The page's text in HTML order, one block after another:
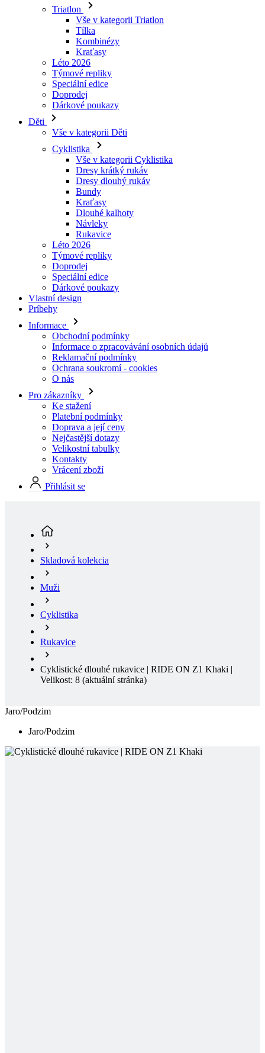
Léto 2026
Týmové repliky
Speciální edice
Doprodej
Dárkové poukazy
Děti
Vše v kategorii Děti
Cyklistika
Vše v kategorii Cyklistika
Dresy dlouhý rukáv
Bundy
Kraťasy
Dlouhé kalhoty
Návleky
Rukavice
Léto 2026
Týmové repliky
Doprodej
Speciální edice
Dárkové poukazy
Vlastní design
Príbehy
Informace
Obchodní podmínky
Informace o zpracovávání osobních údajů
Reklamační podmínky
Ochrana soukromí - cookies
O nás
Pro zákazníky
Ke stažení
Platební podmínky
Doprava a její ceny
Nejčastější dotazy
Velikostní tabulky
Kontakty
Vrácení zboží
Přihlásit se
Muži
Cyklistika
Rukavice
Cyklistické dlouhé rukavice | RIDE ON Z1 Khaki |
Velikost: 8
Jaro/Podzim
Jaro/Podzim